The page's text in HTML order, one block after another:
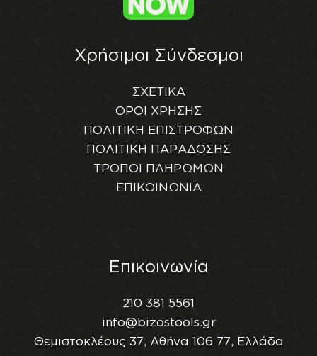
Χρήσιμοι Σύνδεσμοι
ΣΧΕΤΙΚΑ
ΟΡΟΙ ΧΡΗΣΗΣ
ΠΟΛΙΤΙΚΗ ΕΠΙΣΤΡΟΦΩΝ
ΠΟΛΙΤΙΚΗ ΠΑΡΑΔΟΣΗΣ
ΤΡΟΠΟΙ ΠΛΗΡΩΜΩΝ
ΕΠΙΚΟΙΝΩΝΙΑ
Επικοινωνία
210 381 5561
info@bizostools.gr
Θεμιστοκλέους 37, Αθήνα 106 77, Ελλάδα